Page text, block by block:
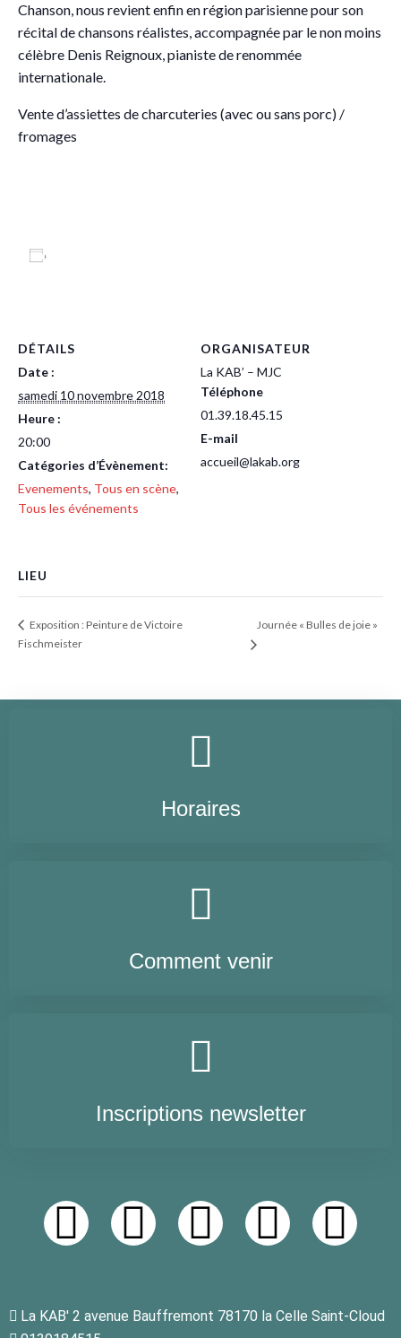
Chanson, nous revient enfin en région parisienne pour son
récital de chansons réalistes, accompagnée par le non moins
célèbre Denis Reignoux, pianiste de renommée
internationale.
Vente d’assiettes de charcuteries (avec ou sans porc) /
fromages
DÉTAILS
Date :
samedi 10 novembre 2018
Heure :
20:00
Catégories d’Évènement:
Evenements, Tous en scène,
Tous les événements
ORGANISATEUR
La KAB’ – MJC
Téléphone
01.39.18.45.15
E-mail
accueil@lakab.org
LIEU
Exposition : Peinture de Victoire
Fischmeister
Journée « Bulles de joie »
Horaires
Comment venir
Inscriptions newsletter
La KAB' 2 avenue Bauffremont 78170 la Celle Saint-Cloud